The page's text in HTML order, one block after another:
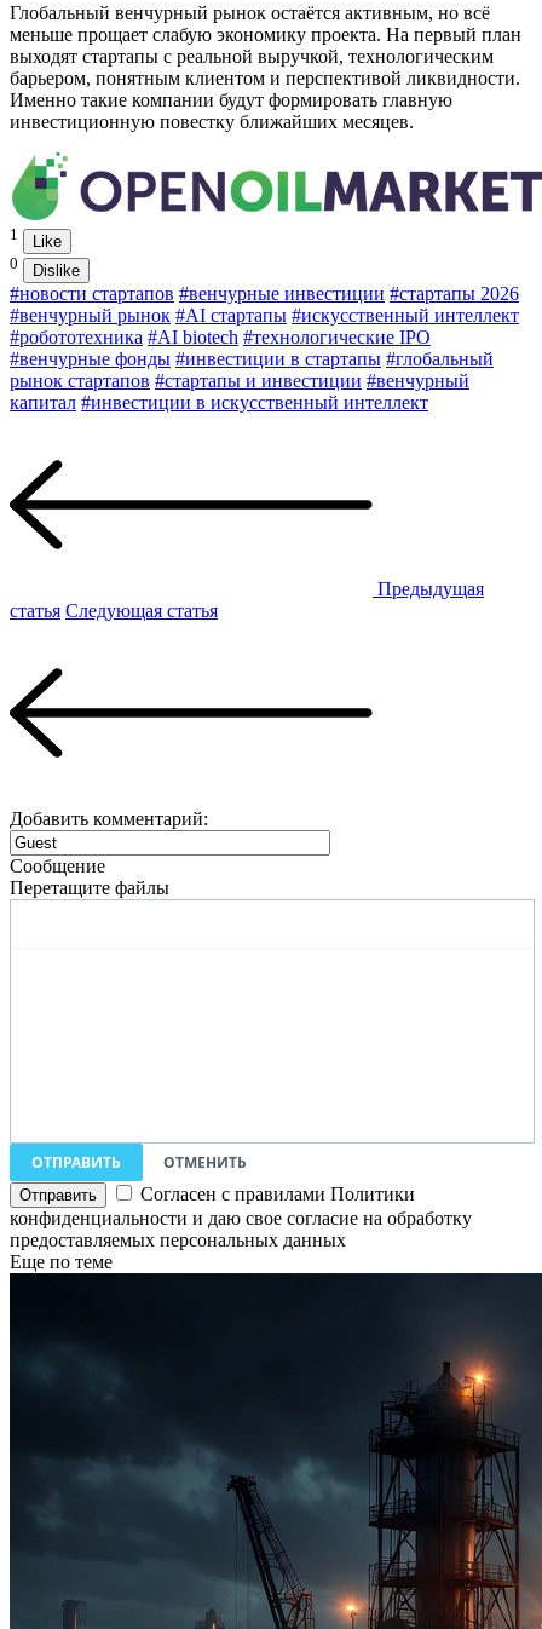
Глобальный венчурный рынок остаётся активным, но всё
меньше прощает слабую экономику проекта. На первый план
выходят стартапы с реальной выручкой, технологическим
барьером, понятным клиентом и перспективой ликвидности.
Именно такие компании будут формировать главную
инвестиционную повестку ближайших месяцев.
1
Like
0
Dislike
#новости стартапов #венчурные инвестиции #стартапы 2026
#венчурный рынок #AI стартапы #искусственный интеллект
#робототехника #AI biotech #технологические IPO
#венчурные фонды #инвестиции в стартапы #глобальный
рынок стартапов #стартапы и инвестиции #венчурный
капитал #инвестиции в искусственный интеллект
Предыдущая
статья Следующая статья
Добавить комментарий:
Сообщение
Перетащите файлы
ОТПРАВИТЬ
ОТМЕНИТЬ
Согласен с правилами Политики
конфиденциальности и даю свое согласие на обработку
предоставляемых персональных данных
Еще по теме